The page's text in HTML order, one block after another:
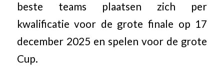
beste teams plaatsen zich per
kwalificatie voor de grote finale op 17
december 2025 en spelen voor de grote
Cup.